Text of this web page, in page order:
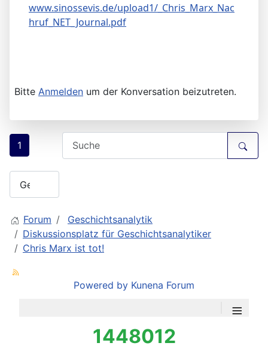
www.sinossevis.de/upload1/_Chris_Marx_Nac
hruf_NET_Journal.pdf
Bitte Anmelden um der Konversation beizutreten.
1
Forum
Geschichtsanalytik
Diskussionsplatz für Geschichtsanalytiker
Chris Marx ist tot!
Powered by Kunena Forum
≡
1448012